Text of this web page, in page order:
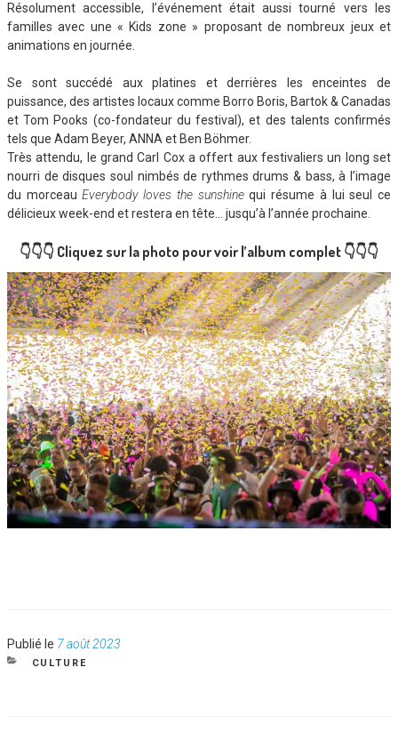
Résolument accessible, l’événement était aussi tourné vers les
familles avec une « Kids zone » proposant de nombreux jeux et
animations en journée.
Se sont succédé aux platines et derrières les enceintes de
puissance, des artistes locaux comme Borro Boris, Bartok & Canadas
et Tom Pooks (co-fondateur du festival), et des talents confirmés
tels que Adam Beyer, ANNA et Ben Böhmer.
Très attendu, le grand Carl Cox a offert aux festivaliers un long set
nourri de disques soul nimbés de rythmes drums & bass, à l’image
du morceauEverybody loves the sunshinequi résume à lui seul ce
délicieux week-end et restera en tête… jusqu’à l’année prochaine.
👇👇👇 Cliquez sur la photo pour voir l’album complet 👇👇👇
Publié le Publié
le
7 août 2023
CATÉGORIES
CULTURE